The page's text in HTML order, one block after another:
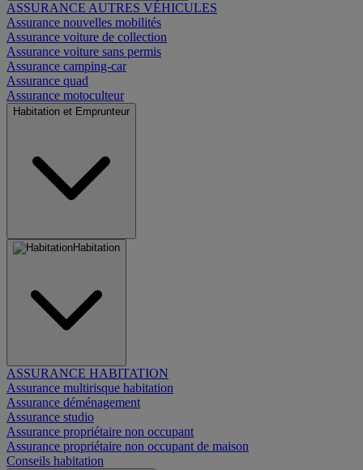
ASSURANCE AUTRES VÉHICULES
Assurance nouvelles mobilités
Assurance voiture de collection
Assurance voiture sans permis
Assurance camping-car
Assurance quad
Assurance motoculteur
Habitation et Emprunteur
Habitation
ASSURANCE HABITATION
Assurance multirisque habitation
Assurance déménagement
Assurance studio
Assurance propriétaire non occupant
Assurance propriétaire non occupant de maison
Conseils habitation